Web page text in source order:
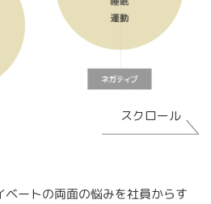
スクロール
ートの両⾯の悩みを社員からす